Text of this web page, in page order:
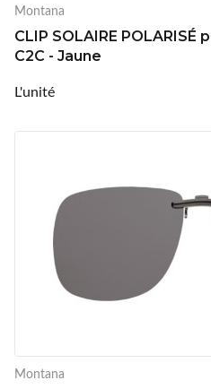
Montana
CLIP SOLAIRE
C2C - Jaune
L'unité
Montana